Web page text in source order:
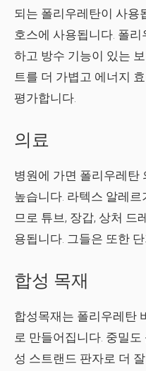
되는 폴리우레탄이 사용
호스에 사용됩니다. 폴리
하고 방수 기능이 있는
트를 더 가볍고 에너지
평가합니다.
의료
병원에 가면 폴리우레탄
높습니다. 라텍스 알레
므로 튜브, 장갑, 상처 드
용됩니다. 그들은 또한
합성 목재
합성목재는 폴리우레탄
로 만들어집니다. 중밀
성 스트랜드 판자로 더